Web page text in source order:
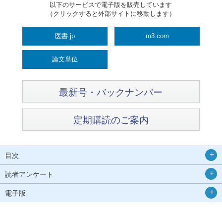
以下のサービスで電子版を販売しています
（クリックすると外部サイトに移動します）
医書.jp m3.com
論文単位
最新号・バックナンバー
定期購読のご案内
目次
読者アンケート
電子版